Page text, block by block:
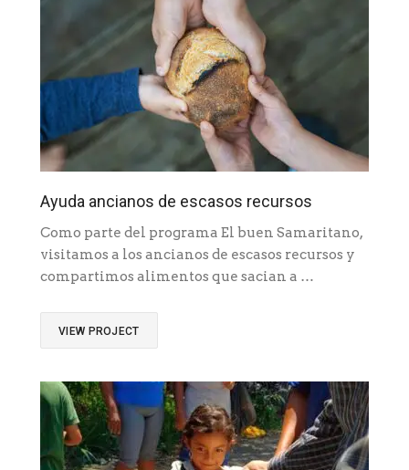
Ayuda ancianos de escasos recursos
Como parte del programa El buen Samaritano,
visitamos a los ancianos de escasos recursos y
compartimos alimentos que sacian a …
VIEW PROJECT